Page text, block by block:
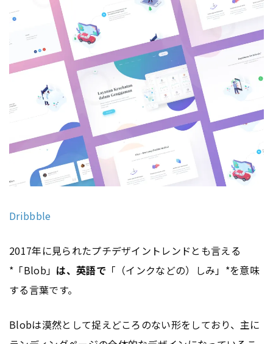
Dribbble
2017年に見られたプチデザイントレンドとも言える
*「Blob」 は、英語で 「（インクなどの）しみ」*を意味
する言葉です。
Blobは漠然として捉えどころのない形をしており、主に